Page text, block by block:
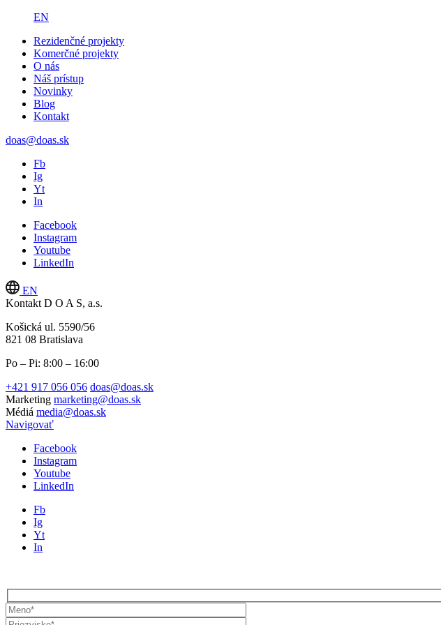
EN
Rezidenčné projekty
Komerčné projekty
O nás
Náš prístup
Novinky
Blog
Kontakt
doas@doas.sk
Fb
Ig
Yt
In
Facebook
Instagram
Youtube
LinkedIn
EN
Kontakt D O A S, a.s.
Košická ul. 5590/56
821 08 Bratislava
Po – Pi: 8:00 – 16:00
+421 917 056 056 doas@doas.sk
Marketing marketing@doas.sk
Médiá media@doas.sk
Navigovať
Facebook
Instagram
Youtube
LinkedIn
Fb
Ig
Yt
In